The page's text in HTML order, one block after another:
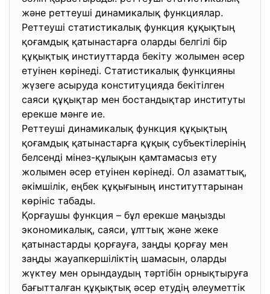
және реттеуші динамикалық функциялар.
Реттеуші статистикалық функция құқықтың
қоғамдық қатынастарға оларды белгілі бір
құқықтық инстиуттарда бекіту жолымен әсер
етуінен көрінеді. Статистикалық функцияны
жүзеге асыруда конституцияда бекітілген
саяси құқықтар мен бостандықтар институты
ерекше мәнге ие.
Реттеуші динамикалық функция құқықтың
қоғамдық қатынастарға құқық субъектілерінің
белсенді мінез-құлықын қамтамасыз ету
жолымен әсер етуінен көрінеді. Ол азаматтық,
әкімшілік, еңбек құқығының институттарынан
көрініс табады.
Қорғаушы функция – бұл ерекше маңызды
экономикалық, саяси, ұлттық және жеке
қатынастарды қорғауға, заңды қорғау мен
заңды жауапкершіліктің шамасын, оларды
жүктеу мен орындаудың тәртібін орнықтыруға
бағытталған құқықтық әсер етудің әлеуметтік